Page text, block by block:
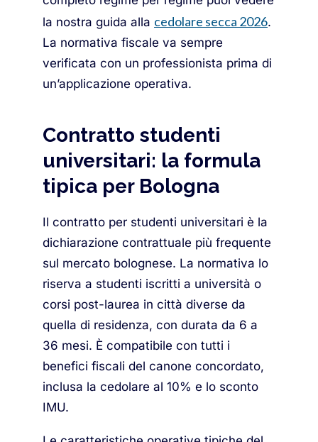
la nostra guida alla cedolare secca 2026.
La normativa fiscale va sempre
verificata con un professionista prima di
un’applicazione operativa.
Contratto studenti
universitari: la formula
tipica per Bologna
Il contratto per studenti universitari è la
dichiarazione contrattuale più frequente
sul mercato bolognese. La normativa lo
riserva a studenti iscritti a università o
corsi post-laurea in città diverse da
quella di residenza, con durata da 6 a
36 mesi. È compatibile con tutti i
benefici fiscali del canone concordato,
inclusa la cedolare al 10% e lo sconto
IMU.